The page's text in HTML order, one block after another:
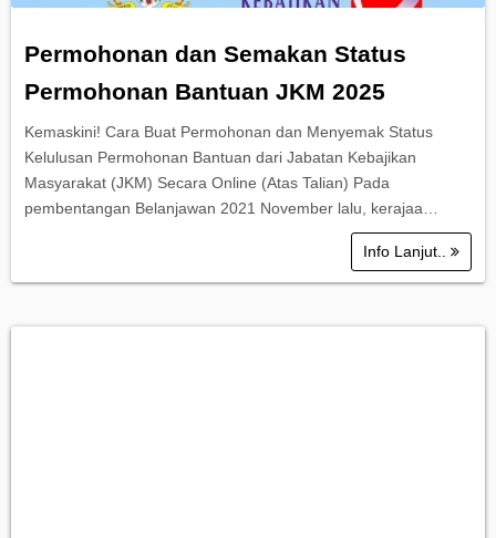
Permohonan dan Semakan Status
Permohonan Bantuan JKM 2025
Kemaskini! Cara Buat Permohonan dan Menyemak Status
Kelulusan Permohonan Bantuan dari Jabatan Kebajikan
Masyarakat (JKM) Secara Online (Atas Talian) Pada
pembentangan Belanjawan 2021 November lalu, kerajaa…
Info Lanjut..